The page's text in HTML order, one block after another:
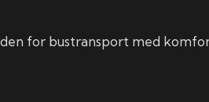
for bustransport med